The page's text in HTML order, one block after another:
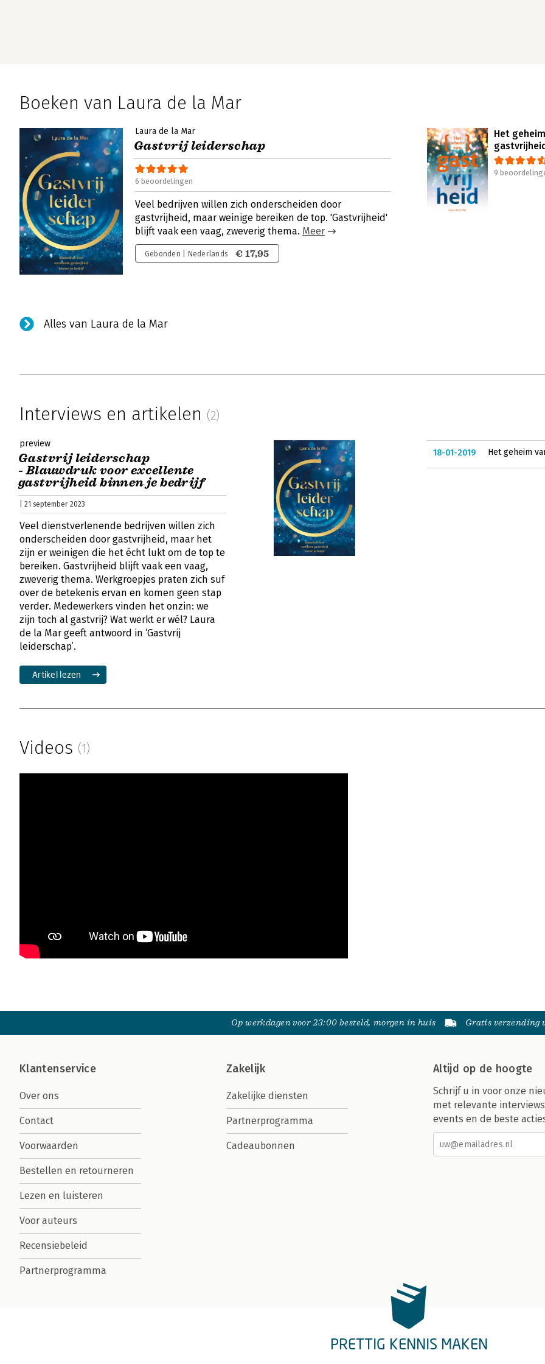
Boeken van Laura de la Mar
Laura de la Mar
Gastvrij leiderschap
6 beoordelingen
Veel bedrijven willen zich onderscheiden door
gastvrijheid, maar weinige bereiken de top. 'Gastvrijheid'
blijft vaak een vaag, zweverig thema. Meer
Gebonden | Nederlands € 17,95
Het
9
Alles van Laura de la Mar
Interviews en artikelen (2)
preview
Gastvrij leiderschap
- Blauwdruk voor excellente
gastvrijheid binnen je bedrijf
| 21 september 2023
Veel dienstverlenende bedrijven willen zich
onderscheiden door gastvrijheid, maar het
zijn er weinigen die het écht lukt om de top te
bereiken. Gastvrijheid blijft vaak een vaag,
zweverig thema. Werkgroepjes praten zich suf
over de betekenis ervan en komen geen stap
verder. Medewerkers vinden het onzin: we
zijn toch al gastvrij? Wat werkt er wél? Laura
de la Mar geeft antwoord in ‘Gastvrij
leiderschap’.
Artikel lezen
18-01-2019 Het geheim
Videos (1)
Op werkdagen voor 23:00 besteld, morgen in huis Gratis verzending
Klantenservice
Over ons
Contact
Voorwaarden
Bestellen en retourneren
Lezen en luisteren
Voor auteurs
Recensiebeleid
Partnerprogramma
Zakelijk
Zakelijke diensten
Partnerprogramma
Cadeaubonnen
Altijd op de hoogte
Schrijf u in voor onze
met relevante
events en de beste
PRETTIG KENNIS MAKEN